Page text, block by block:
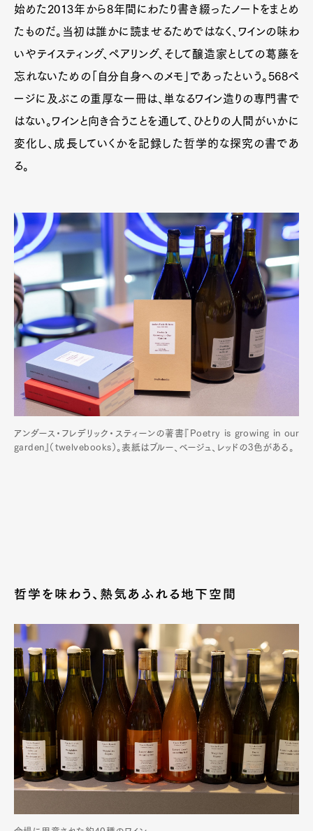
始めた2013年から8年間にわたり書き綴ったノートをまとめ
たものだ。当初は誰かに読ませるためではなく、ワインの味わ
いやテイスティング、ペアリング、そして醸造家としての葛藤を
忘れないための「自分自身へのメモ」であったという。568ペ
ージに及ぶこの重厚な一冊は、単なるワイン造りの専門書で
はない。ワインと向き合うことを通して、ひとりの人間がいかに
変化し、成長していくかを記録した哲学的な探究の書であ
る。
アンダース・フレデリック・スティーンの著書『Poetry is growing in our
garden』（twelvebooks）。表紙はブルー、ベージュ、レッドの3色がある。
哲学を味わう、熱気あふれる地下空間